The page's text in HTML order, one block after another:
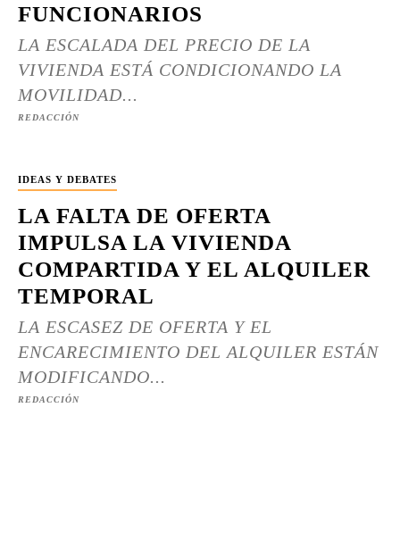
FUNCIONARIOS
LA ESCALADA DEL PRECIO DE LA
VIVIENDA ESTÁ CONDICIONANDO LA
MOVILIDAD...
REDACCIÓN
IDEAS Y DEBATES
LA FALTA DE OFERTA
IMPULSA LA VIVIENDA
COMPARTIDA Y EL ALQUILER
TEMPORAL
LA ESCASEZ DE OFERTA Y EL
ENCARECIMIENTO DEL ALQUILER ESTÁN
MODIFICANDO...
REDACCIÓN